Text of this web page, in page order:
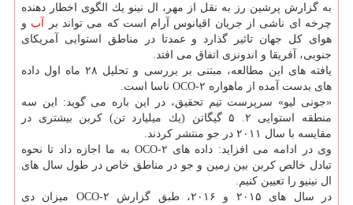
به گزارش پرشین رز به نقل از مهر، ال نینو یك الگوی اخطار دهنده
چرخه ای ناشی از جریان اقیانوس آرام است كه می تواند بر آب و
هوای كل جهان تاثیر گذارد و عمدتا در مناطق استوایی آمریكای
جنوبی، آفریقا و اندونزی اتفاق می افتد.
یافته های این مطالعه، مبتنی بر بررسی و تحلیل ۲۸ ماه اول داده
های بدست آمده از ماهواره OCO-۲ ناسا است.
«جونی لیو» سرپرست تیم تحقیق، در این باره می گوید: این سه
منطقه استوایی ۲. ۵ گیگاتن (یك میلیارد تن) كربن بیشتری در
مقایسه با سال ۲۰۱۱ در جو منتشر كردند.
وی در ادامه می افزاید: داده های OCO-۲ به ما اجازه داد تا نحوه
تبادل خالص كربن بین زمین و جو در مناطق خاص در طول سال های
ال نینیو را تعیین كنیم.
در سال های ۲۰۱۵ و ۲۰۱۶، طبق گزارش OCO-۲ میزان دی